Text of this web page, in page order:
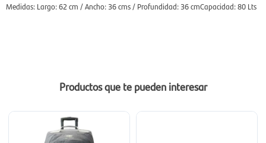
Medidas: Largo: 62 cm / Ancho: 36 cms / Profundidad: 36 cmCapacidad: 80 Lts
Productos que te pueden interesar